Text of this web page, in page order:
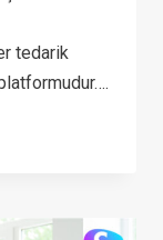
tedarik